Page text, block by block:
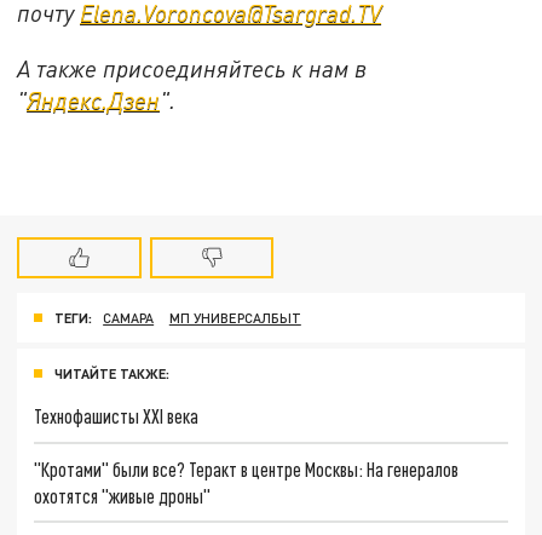
почту Elena.Voroncova@Tsargrad.TV
А также присоединяйтесь к нам в
"Яндекс.Дзен".
ТЕГИ: САМАРА МП УНИВЕРСАЛБЫТ
ЧИТАЙТЕ ТАКЖЕ:
Технофашисты XXI века
"Кротами" были все? Теракт в центре Москвы: На генералов
охотятся "живые дроны"